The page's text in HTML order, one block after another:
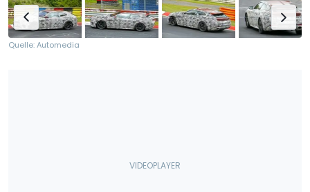
Quelle: Automedia